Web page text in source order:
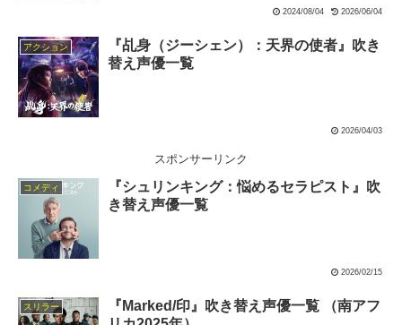
2024/08/04 2026/06/04
アクション
『乩身（ジーシェン）：天界の使者』吹き
替え声優一覧
2026/04/03
スポンサーリンク
コメディ
『シュリンキング：悩めるセラピスト』吹
き替え声優一覧
2026/02/15
スリラー
『Marked/印』吹き替え声優一覧 （南アフ